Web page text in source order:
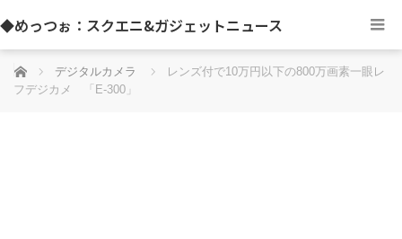
◆めっつぉ：スクエニ&ガジェットニュース
ホーム デジタルカメラ
レンズ付で10万円以下の800万画素一眼レ
フデジカメ 「E-300」